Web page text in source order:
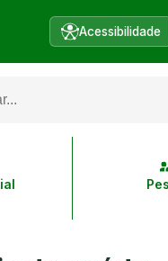
Acessibilidade